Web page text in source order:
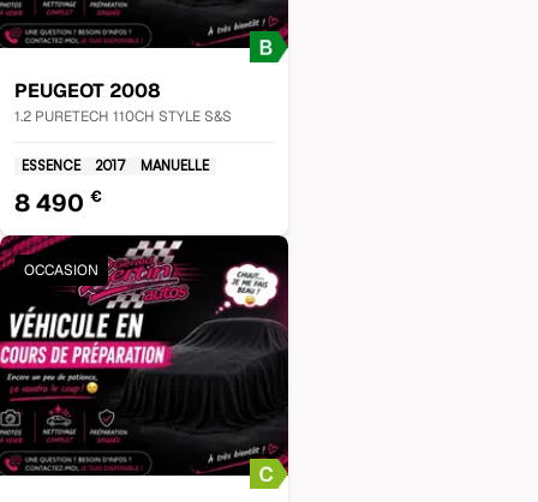
PEUGEOT 2008
1.2 PURETECH 110CH STYLE S&S
ESSENCE 2017 MANUELLE
8 490 €
OCCASION